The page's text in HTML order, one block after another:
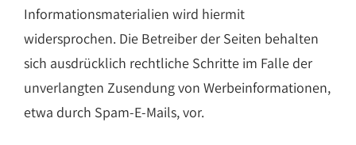
Informationsmaterialien wird hiermit
widersprochen. Die Betreiber der Seiten behalten
sich ausdrücklich rechtliche Schritte im Falle der
unverlangten Zusendung von Werbeinformationen,
etwa durch Spam-E-Mails, vor.